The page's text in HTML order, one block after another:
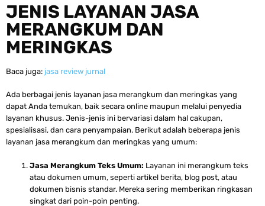
JENIS LAYANAN JASA
MERANGKUM DAN
MERINGKAS
Baca juga: jasa review jurnal
Ada berbagai jenis layanan jasa merangkum dan meringkas yang
dapat Anda temukan, baik secara online maupun melalui penyedia
layanan khusus. Jenis-jenis ini bervariasi dalam hal cakupan,
spesialisasi, dan cara penyampaian. Berikut adalah beberapa jenis
layanan jasa merangkum dan meringkas yang umum:
Jasa Merangkum Teks Umum: Layanan ini merangkum teks
atau dokumen umum, seperti artikel berita, blog post, atau
dokumen bisnis standar. Mereka sering memberikan ringkasan
singkat dari poin-poin penting.